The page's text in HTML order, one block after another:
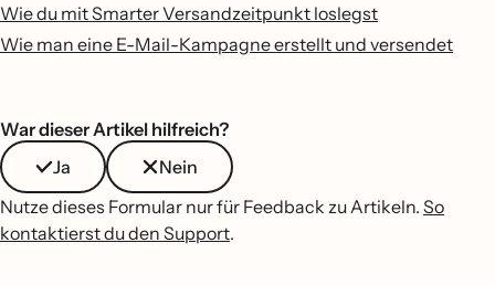
Wie du mit Smarter Versandzeitpunkt loslegst
Wie man eine E-Mail-Kampagne erstellt und versendet
War dieser Artikel hilfreich?
Ja
Nein
Nutze dieses Formular nur für Feedback zu Artikeln. So
kontaktierst du den Support.